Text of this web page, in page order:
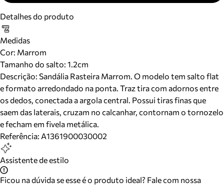
Detalhes do produto
Medidas
Cor: Marrom
Tamanho do salto: 1.2cm
Descrição: Sandália Rasteira Marrom. O modelo tem salto flat
e formato arredondado na ponta. Traz tira com adornos entre
os dedos, conectada a argola central. Possui tiras finas que
saem das laterais, cruzam no calcanhar, contornam o tornozelo
e fecham em fivela metálica.
Referência: A1361900030002
Assistente de estilo
Ficou na dúvida se esse é o produto ideal? Fale com nossa